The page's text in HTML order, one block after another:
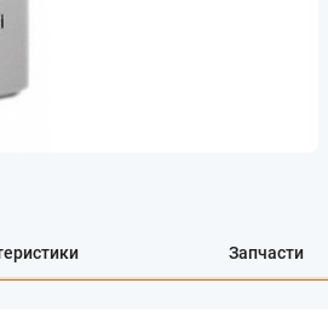
Запчасти